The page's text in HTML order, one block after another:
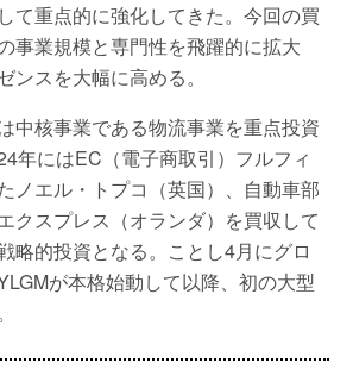
て重点的に強化してきた。今回の買
事業規模と専門性を飛躍的に拡大
ンスを大幅に高める。
中核事業である物流事業を重点投資
年にはEC（電子商取引）フルフィ
ノエル・トプコ（英国）、自動車部
クスプレス（オランダ）を買収して
略的投資となる。ことし4月にグロ
が本格始動して以降、初の大型